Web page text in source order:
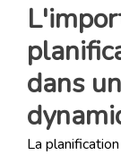
dans
La